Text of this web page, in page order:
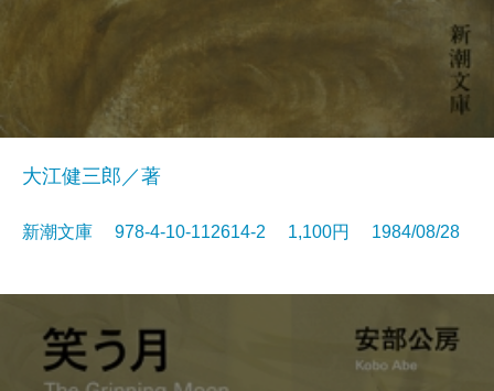
大江健三郎／著
新潮文庫 978-4-10-112614-2 1,100円 1984/08/28